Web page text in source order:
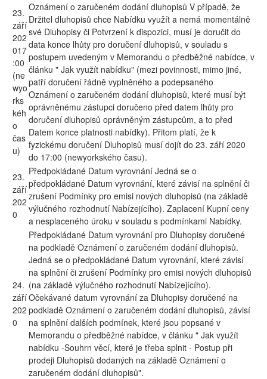
23.
září
202
017
:00
(ne
wyo
rks
kéh
o
čas
u)
Oznámení o zaručeném dodání dluhopisů V případě, že
Držitel dluhopisů chce Nabídku využít a nemá momentálně
své Dluhopisy či Potvrzení k dispozici, musí je doručit do
data konce lhůty pro doručení dluhopisů, v souladu s
postupem uvedeným v Memorandu o předběžné nabídce, v
článku " Jak využít nabídku" (mezi povinnosti, mimo jiné,
patří doručení řádně vyplněného a podepsaného
Oznámení o zaručeném dodání dluhopisů, které musí být
oprávněnému zástupci doručeno před datem lhůty pro
doručení dluhopisů oprávněným zástupcům, a to před
Datem konce platnosti nabídky). Přitom platí, že k
fyzickému doručení Dluhopisů musí dojít do 23. září 2020
do 17:00 (newyorkského času).
23.
září
202
0
Předpokládané Datum vyrovnání Jedná se o
předpokládané Datum vyrovnání, které závisí na splnění či
zrušení Podmínky pro emisi nových dluhopisů (na základě
výlučného rozhodnutí Nabízejícího). Zaplacení Kupní ceny
a nesplaceného úroku v souladu s podmínkami Nabídky.
24.
září
202
0
Předpokládané Datum vyrovnání pro Dluhopisy doručené
na podkladě Oznámení o zaručeném dodání dluhopisů.
Jedná se o předpokládané Datum vyrovnání, které závisí
na splnění či zrušení Podmínky pro emisi nových dluhopisů
(na základě výlučného rozhodnutí Nabízejícího).
Očekávané datum vyrovnání za Dluhopisy doručené na
podkladě Oznámení o zaručeném dodání dluhopisů, závisí
na splnění dalších podmínek, které jsou popsané v
Memorandu o předběžné nabídce, v článku " Jak využít
nabídku -Souhrn věcí, které je třeba splnit - Postup při
prodeji Dluhopisů dodaných na základě Oznámení o
zaručeném dodání dluhopisů".